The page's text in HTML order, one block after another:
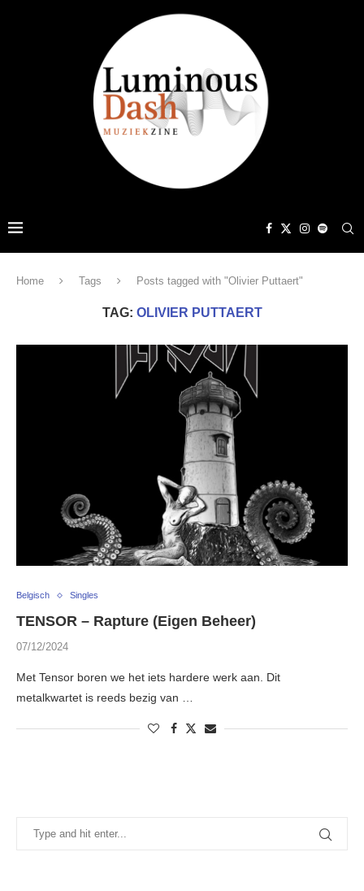
Home Tags Posts tagged with "Olivier Puttaert"
TAG: OLIVIER PUTTAERT
Belgisch Singles
TENSOR – Rapture (Eigen Beheer)
07/12/2024
Met Tensor boren we het iets hardere werk aan. Dit
metalkwartet is reeds bezig van …